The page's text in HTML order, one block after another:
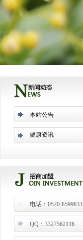
本站公告
健康资讯
电话：0570-8599833
QQ：3327562116